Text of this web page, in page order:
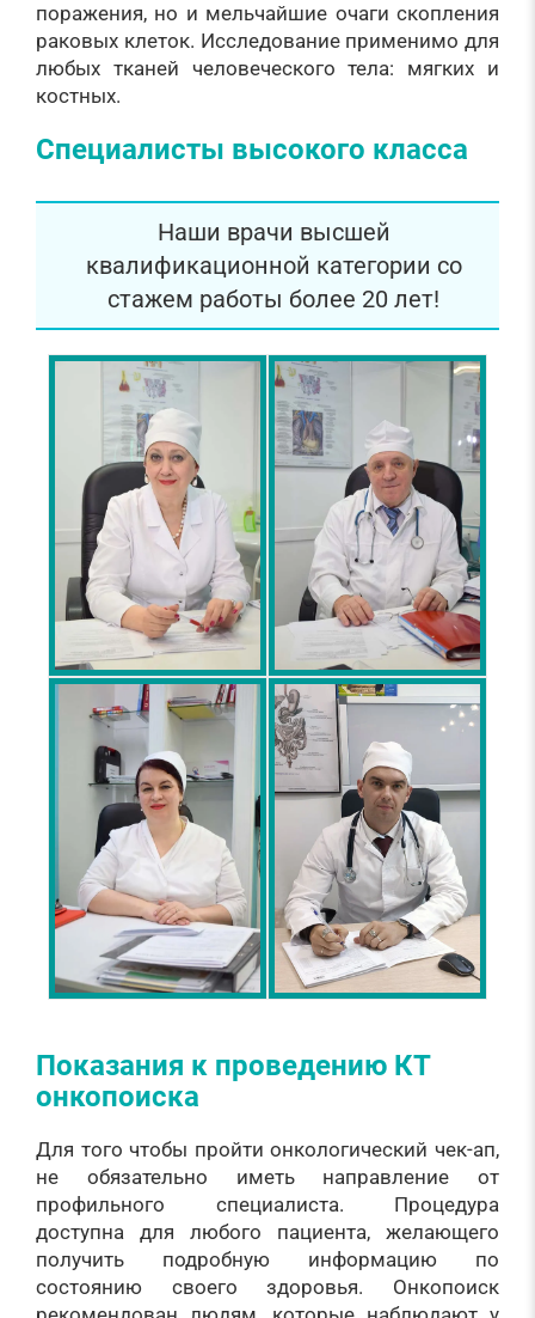
поражения, но и мельчайшие очаги скопления
раковых клеток. Исследование применимо для
любых тканей человеческого тела: мягких и
костных.
Специалисты высокого класса
Наши врачи высшей
квалификационной категории со
стажем работы более 20 лет!
Показания к проведению КТ
онкопоиска
Для того чтобы пройти онкологический чек-ап,
не обязательно иметь направление от
профильного специалиста. Процедура
доступна для любого пациента, желающего
получить подробную информацию по
состоянию своего здоровья. Онкопоиск